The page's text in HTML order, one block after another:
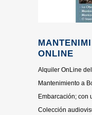
ONLINE
Alquiler OnLine
Mantenimiento a
Embarcación; con
Colección